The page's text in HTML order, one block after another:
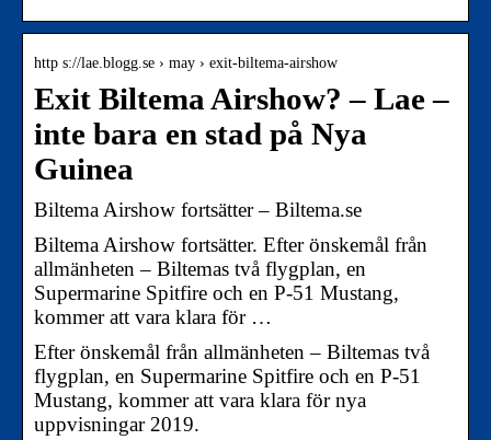
http s://lae.blogg.se › may › exit-biltema-airshow
Exit Biltema Airshow? – Lae –
inte bara en stad på Nya
Guinea
Biltema Airshow fortsätter – Biltema.se
Biltema Airshow fortsätter. Efter önskemål från
allmänheten – Biltemas två flygplan, en
Supermarine Spitfire och en P-51 Mustang,
kommer att vara klara för …
Efter önskemål från allmänheten – Biltemas två
flygplan, en Supermarine Spitfire och en P-51
Mustang, kommer att vara klara för nya
uppvisningar 2019.